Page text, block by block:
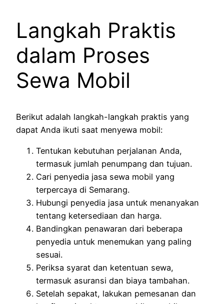
Langkah Praktis
dalam Proses
Sewa Mobil
Berikut adalah langkah-langkah praktis yang
dapat Anda ikuti saat menyewa mobil:
Tentukan kebutuhan perjalanan Anda,
termasuk jumlah penumpang dan tujuan.
Cari penyedia jasa sewa mobil yang
terpercaya di Semarang.
Hubungi penyedia jasa untuk menanyakan
tentang ketersediaan dan harga.
Bandingkan penawaran dari beberapa
penyedia untuk menemukan yang paling
sesuai.
Periksa syarat dan ketentuan sewa,
termasuk asuransi dan biaya tambahan.
Setelah sepakat, lakukan pemesanan dan